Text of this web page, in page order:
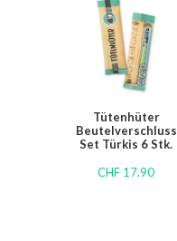
Tütenhüter
Beutelverschluss
Set Türkis 6 Stk.
CHF 17.90